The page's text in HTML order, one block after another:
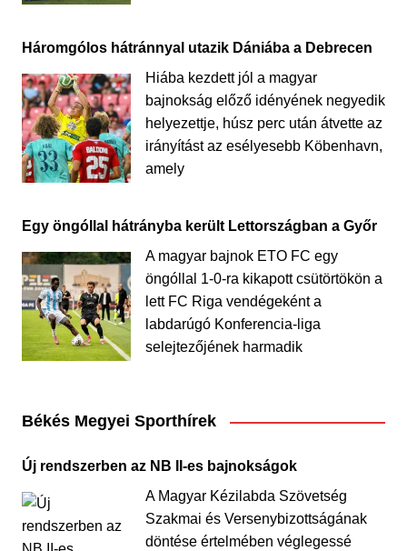
Háromgólos hátránnyal utazik Dániába a Debrecen
Hiába kezdett jól a magyar
bajnokság előző idényének negyedik
helyezettje, húsz perc után átvette az
irányítást az esélyesebb Köbenhavn,
amely
Egy öngóllal hátrányba került Lettországban a Győr
A magyar bajnok ETO FC egy
öngóllal 1-0-ra kikapott csütörtökön a
lett FC Riga vendégeként a
labdarúgó Konferencia-liga
selejtezőjének harmadik
Békés Megyei Sporthírek
Új rendszerben az NB II-es bajnokságok
A Magyar Kézilabda Szövetség
Szakmai és Versenybizottságának
döntése értelmében véglegessé